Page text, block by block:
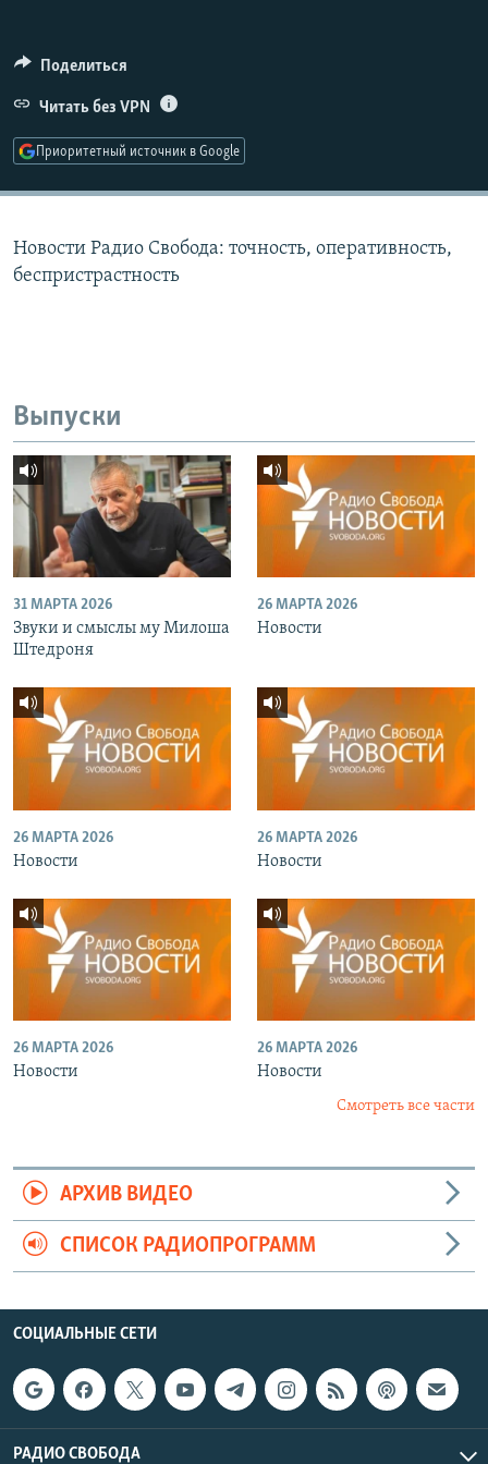
ПОДПИШИТЕСЬ НА РАССЫЛКУ
СОЦИАЛЬНЫЕ СЕТИ
Поделиться
Читать без VPN
Приоритетный источник в Google
Новости Радио Свобода: точность, оперативность,
беспристрастность
Выпуски
31 МАРТА 2026
Звуки и смыслы му Милоша
Штедроня
26 МАРТА 2026
Новости
26 МАРТА 2026
Новости
26 МАРТА 2026
Новости
26 МАРТА 2026
Новости
26 МАРТА 2026
Новости
Смотреть все части
АРХИВ ВИДЕО
СПИСОК РАДИОПРОГРАММ
СОЦИАЛЬНЫЕ СЕТИ
РАДИО СВОБОДА